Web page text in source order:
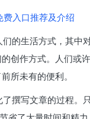
费入口推荐及介绍
的生活方式，其中
创作方式。人们或
所未有的便利。
撰写文章的过程。